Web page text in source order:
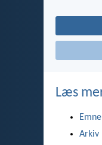
Læs
Arkiv